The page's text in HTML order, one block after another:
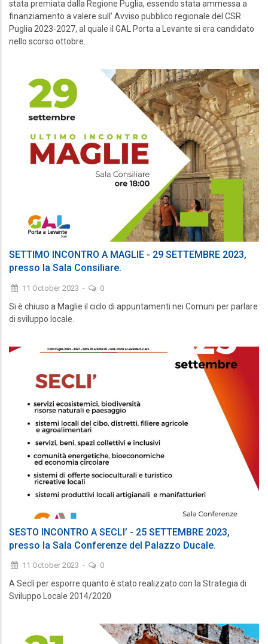
stata premiata dalla Regione Puglia, essendo stata ammessa a
finanziamento a valere sull’ Avviso pubblico regionale del CSR
Puglia 2023-2027, al quale il GAL Porta a Levante si era candidato
nello scorso ottobre.
SETTIMO INCONTRO A MAGLIE - 29 SETTEMBRE 2023,
presso la Sala Consiliare.
11 October 2023 - 0
Si è chiuso a Maglie il ciclo di appuntamenti nei Comuni per parlare
di sviluppo locale.
SESTO INCONTRO A SECLI’ - 25 SETTEMBRE 2023,
presso la Sala Conferenze del Palazzo Ducale.
11 October 2023 - 0
A Seclì per esporre quanto è stato realizzato con la Strategia di
Sviluppo Locale 2014/2020